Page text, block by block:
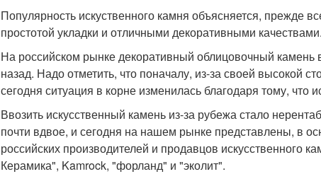
Популярность искуственного камня объясняется, прежде
простотой укладки и отличными декоративными качествами.
На российском рынке декоративный облицовочный
назад. Надо отметить, что поначалу, из-за своей высокой
сегодня ситуация в корне изменилась благодаря тому, что
Ввозить искусственный камень из-за рубежа стало
почти вдвое, и сегодня на нашем рынке представлены, в
российских производителей и продавцов искусственного
Керамика", Kamrock, "форланд" и "эколит".